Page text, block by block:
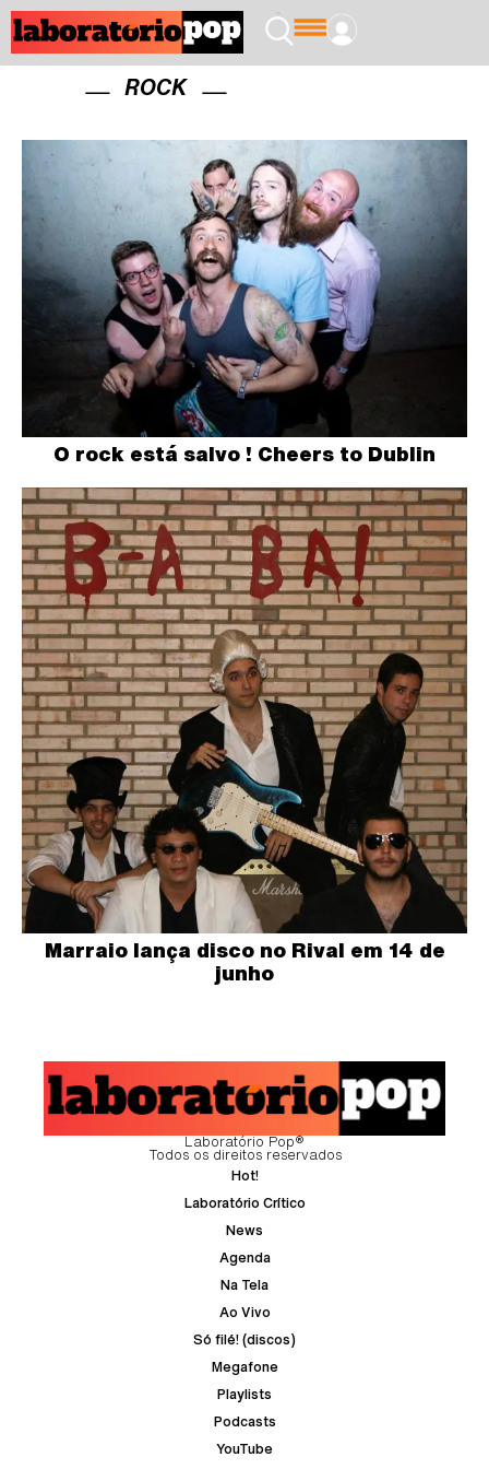
ROCK
O rock está salvo ! Cheers to Dublin
Marraio lança disco no Rival em 14 de
junho
Laboratório Pop®
Todos os direitos reservados
Hot!
Laboratório Crítico
News
Agenda
Na Tela
Ao Vivo
Só filé! (discos)
Megafone
Playlists
Podcasts
YouTube